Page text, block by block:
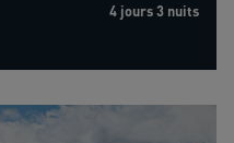
4 jours 3 nuits